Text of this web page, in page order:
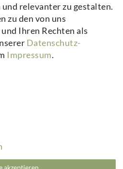
widerrufen.**
relevanter zu gestalten.
zu den von uns
Ihren Rechten als
Daten­schutz­
Impressum.
akzeptieren& Wohnaccessoires | Alle